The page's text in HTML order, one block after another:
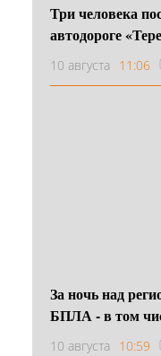
Три человека
автодороге
10 августа 11:06
За ночь над
БПЛА - в том
10 августа 10:59